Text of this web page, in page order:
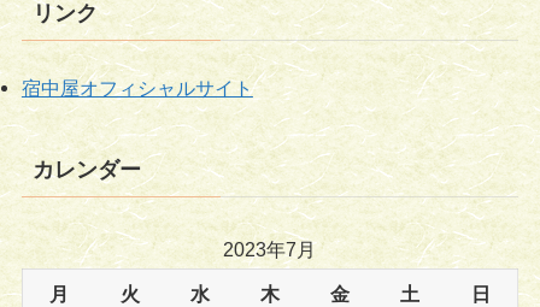
リンク
宿中屋オフィシャルサイト
カレンダー
2023年7月
月 火 水 木 金 土 日